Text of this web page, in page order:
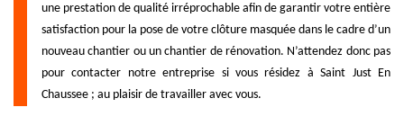
une prestation de qualité irréprochable afin de garantir votre entière
satisfaction pour la pose de votre clôture masquée dans le cadre d’un
nouveau chantier ou un chantier de rénovation. N’attendez donc pas
pour contacter notre entreprise si vous résidez à Saint Just En
Chaussee ; au plaisir de travailler avec vous.